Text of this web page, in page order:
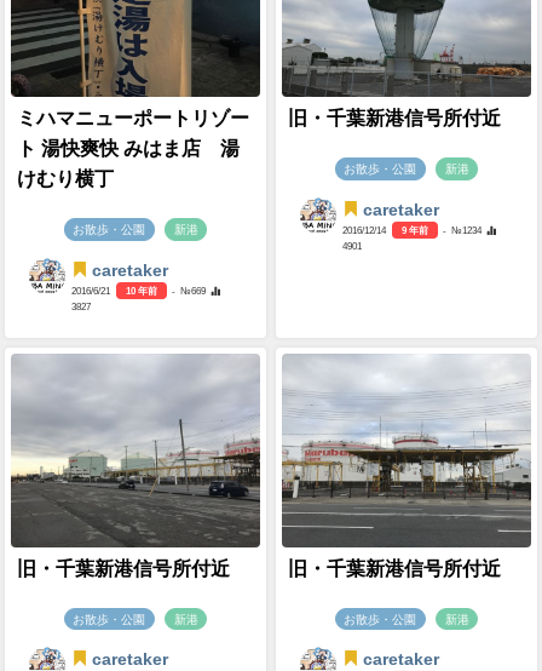
ミハマニューポートリゾー
ト 湯快爽快 みはま店 湯
けむり横丁
お散歩・公園 新港
caretaker
2016/6/21 10 年前
- №669
3827
旧・千葉新港信号所付近
お散歩・公園 新港
caretaker
2016/12/14 9 年前
- №1234
4901
旧・千葉新港信号所付近
お散歩・公園 新港
caretaker
旧・千葉新港信号所付近
お散歩・公園 新港
caretaker